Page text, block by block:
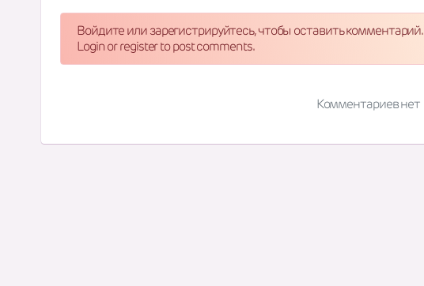
Войдите или зарегистрируйтесь, чтобы оставить комментарий.
Login or register to post comments.
Комментариев нет